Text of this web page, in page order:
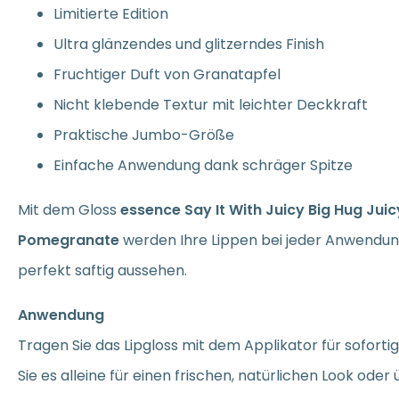
Limitierte Edition
Ultra glänzendes und glitzerndes Finish
Fruchtiger Duft von Granatapfel
Nicht klebende Textur mit leichter Deckkraft
Praktische Jumbo-Größe
Einfache Anwendung dank schräger Spitze
Mit dem Gloss essence Say It With Juicy Big Hug
Pomegranatewerden Ihre Lippen bei jeder
perfekt saftig aussehen.
Anwendung
Tragen Sie das Lipgloss mit dem Applikator für
Sie es alleine für einen frischen, natürlichen Look